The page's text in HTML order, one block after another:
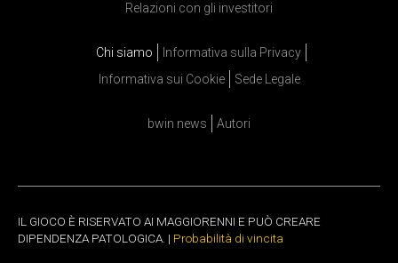
Relazioni con gli investitori
Chi siamo
Informativa sulla Privacy
Informativa sui Cookie
Sede Legale
bwin news Autori
IL GIOCO È RISERVATO AI MAGGIORENNI E PUÒ CREARE
DIPENDENZA PATOLOGICA. | Probabilità di vincita